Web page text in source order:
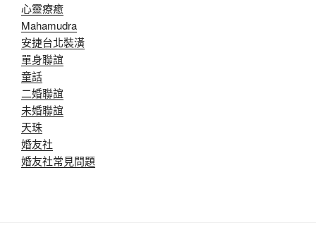
心靈療癒
Mahamudra
安捷台北裝潢
單身聯誼
童話
二婚聯誼
未婚聯誼
天珠
婚友社
婚友社常見問題